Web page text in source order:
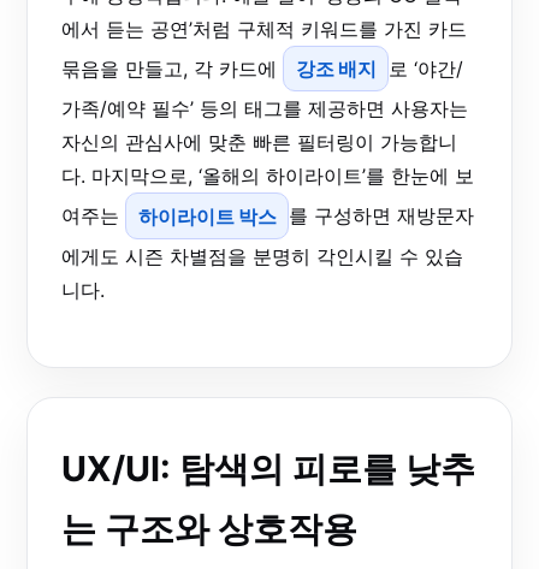
에서 듣는 공연’처럼 구체적 키워드를 가진 카드
묶음을 만들고, 각 카드에
강조 배지
로 ‘야간/
가족/예약 필수’ 등의 태그를 제공하면 사용자는
자신의 관심사에 맞춘 빠른 필터링이 가능합니
다. 마지막으로, ‘올해의 하이라이트’를 한눈에 보
여주는
하이라이트 박스 를 구성하면 재방문자
에게도 시즌 차별점을 분명히 각인시킬 수 있습
니다.
UX/UI: 탐색의 피로를 낮추
는 구조와 상호작용